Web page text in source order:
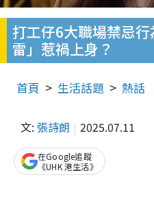
打工仔6大職場禁忌
雷」惹禍上身？
首頁 生活話題 熱話
文: 張詩朗 2025.07.11
在Google追蹤
《UHK 港生活》